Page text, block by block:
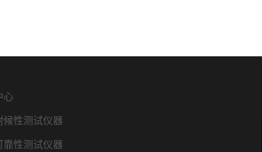
心
候性测试仪器
靠性测试仪器